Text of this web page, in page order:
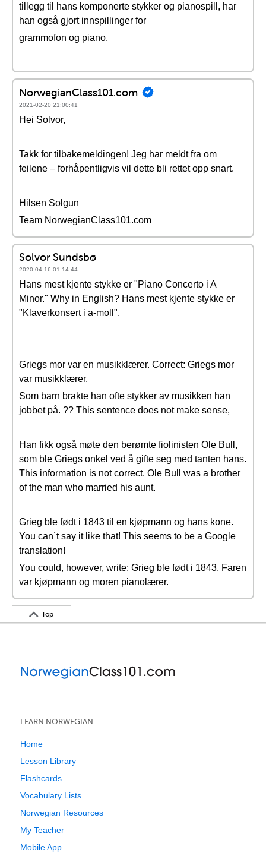
tillegg til hans komponerte stykker og pianospill, har
han også gjort innspillinger for
grammofon og piano.
NorwegianClass101.com
2021-02-20 21:00:41
Hei Solvor,
Takk for tilbakemeldingen! Jeg har meldt fra om
feilene – forhåpentligvis vil dette bli rettet opp snart.
Hilsen Solgun
Team NorwegianClass101.com
Solvor Sundsbø
2020-04-16 01:14:44
Hans mest kjente stykke er "Piano Concerto i A
Minor." Why in English? Hans mest kjente stykke er
"Klaverkonsert i a-moll".
Griegs mor var en musikklærer. Correct: Griegs mor
var musikklærer.
Som barn brakte han ofte stykker av musikken han
jobbet på. ?? This sentence does not make sense,
Han fikk også møte den berømte fiolinisten Ole Bull,
som ble Griegs onkel ved å gifte seg med tanten hans.
This information is not correct. Ole Bull was a brother
of the man who married his aunt.
Grieg ble født i 1843 til en kjøpmann og hans kone.
You can´t say it like that! This seems to be a Google
translation!
You could, however, write: Grieg ble født i 1843. Faren
var kjøpmann og moren pianolærer.
Top
LEARN NORWEGIAN
Home
Lesson Library
Flashcards
Vocabulary Lists
Norwegian Resources
My Teacher
Mobile App